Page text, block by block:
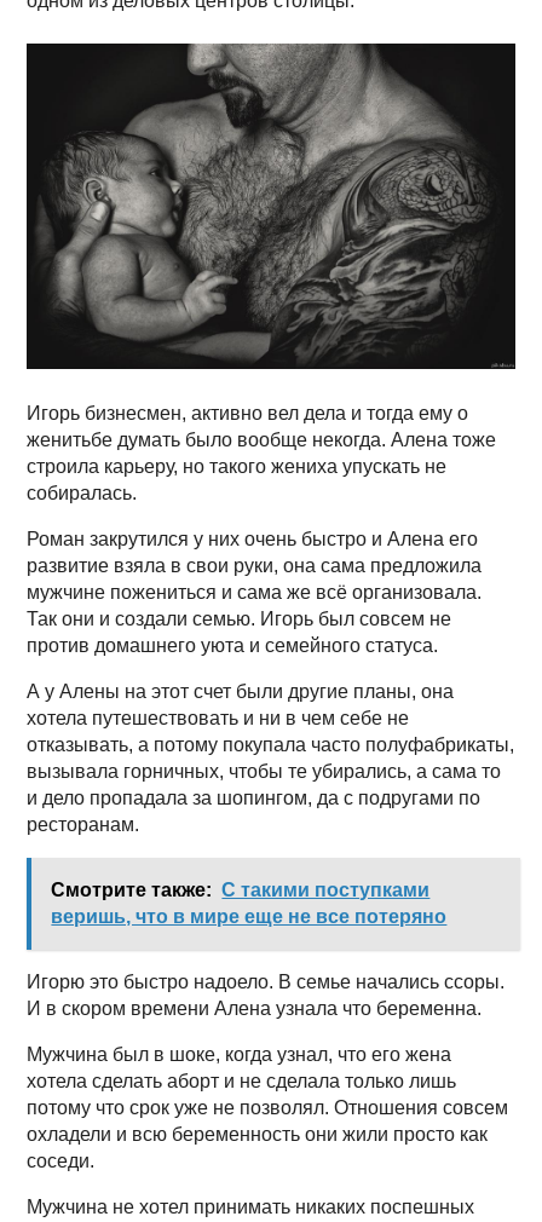
Игорь бизнесмен, активно вел дела и тогда ему о
женитьбе думать было вообще некогда. Алена тоже
строила карьеру, но такого жениха упускать не
собиралась.
Роман закрутился у них очень быстро и Алена его
развитие взяла в свои руки, она сама предложила
мужчине пожениться и сама же всё организовала.
Так они и создали семью. Игорь был совсем не
против домашнего уюта и семейного статуса.
А у Алены на этот счет были другие планы, она
хотела путешествовать и ни в чем себе не
отказывать, а потому покупала часто полуфабрикаты,
вызывала горничных, чтобы те убирались, а сама то
и дело пропадала за шопингом, да с подругами по
ресторанам.
Смотрите также: С такими поступками
веришь, что в мире еще не все потеряно
Игорю это быстро надоело. В семье начались ссоры.
И в скором времени Алена узнала что беременна.
Мужчина был в шоке, когда узнал, что его жена
хотела сделать аборт и не сделала только лишь
потому что срок уже не позволял. Отношения совсем
охладели и всю беременность они жили просто как
соседи.
Мужчина не хотел принимать никаких поспешных